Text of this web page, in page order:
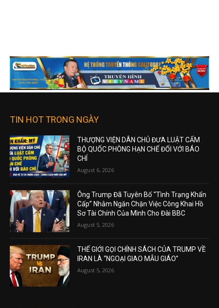
TIN HOT TRONG NGÀY
THƯỢNG VIỆN DÂN CHỦ ĐƯA LUẬT CẤM
BỘ QUỐC PHÒNG HẠN CHẾ ĐỐI VỚI BÁO
CHÍ
August 6, 2026
Ông Trump Đã Tuyên Bố “Tình Trạng Khẩn
Cấp” Nhằm Ngăn Chặn Việc Công Khai Hồ
Sơ Tài Chính Của Mình Cho Đài BBC
August 5, 2026
THẾ GIỚI GỌI CHÍNH SÁCH CỦA TRUMP VỀ
IRAN LÀ “NGOẠI GIAO MẪU GIÁO”
August 5, 2026